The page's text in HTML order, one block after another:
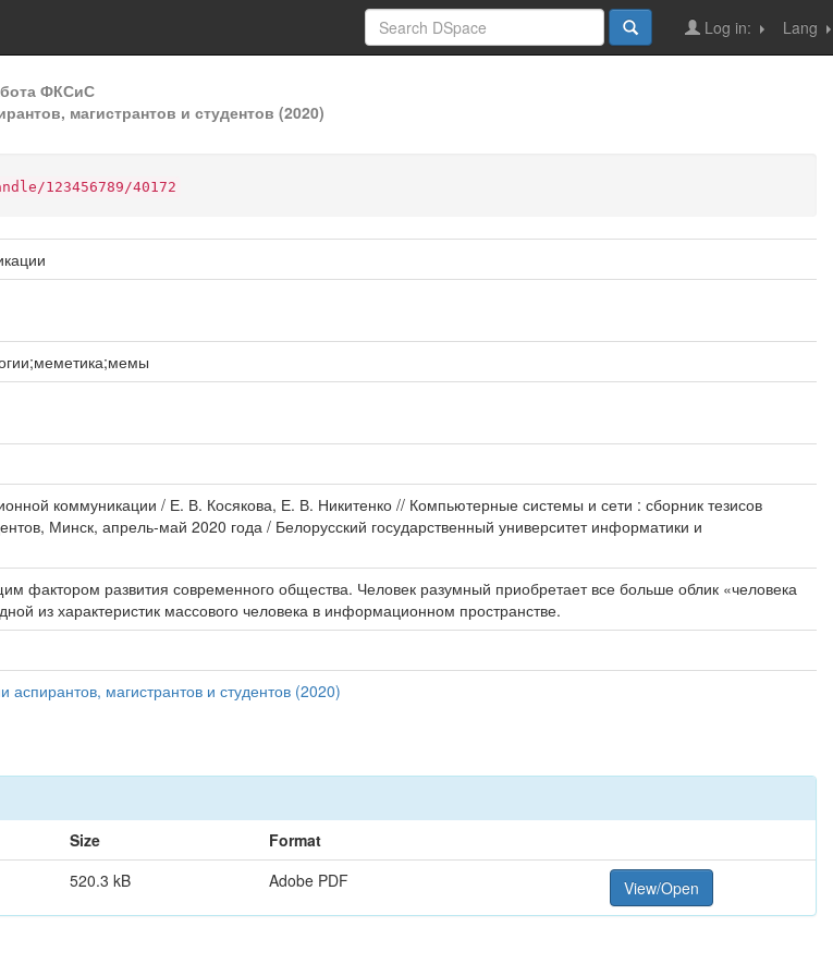
Lang
Log in:
ФКСиС
магистрантов и студентов (2020)
123456789/40172
коммуникации / Е. В. Косякова, Е. В. Никитенко // Компьютерные системы и сети : сборник тезисов
Минск, апрель-май 2020 года / Белорусский государственный университет информатики и
развития современного общества. Человек разумный приобретает все больше облик «человека
из характеристик массового человека в информационном пространстве.
магистрантов и студентов (2020)
Size
Format
520.3 kB Adobe PDF View/Open